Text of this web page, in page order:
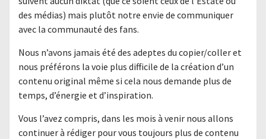
des médias) mais plutôt notre envie de communiquer
avec la communauté des fans.
Nous n’avons jamais été des adeptes du copier/coller et
nous préférons la voie plus difficile de la création d’un
contenu original même si cela nous demande plus de
temps, d’énergie et d’inspiration.
Vous l’avez compris, dans les mois à venir nous allons
continuer à rédiger pour vous toujours plus de contenu